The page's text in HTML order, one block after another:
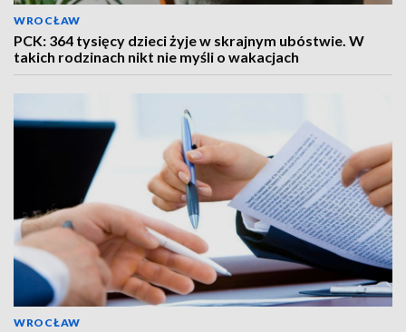
WROCŁAW
PCK: 364 tysięcy dzieci żyje w skrajnym ubóstwie. W
takich rodzinach nikt nie myśli o wakacjach
WROCŁAW